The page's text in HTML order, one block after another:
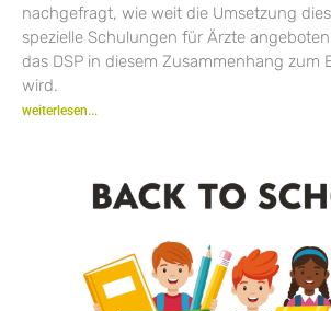
nachgefragt, wie weit die Umsetzung
spezielle Schulungen für Ärzte
das DSP in diesem Zusammenhang zum
wird.
weiterlesen...